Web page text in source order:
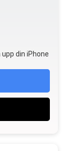
din iPhone